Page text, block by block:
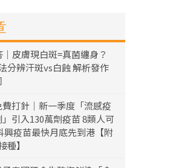
皮膚現白斑=真菌纏身？
分辨汗斑vs白蝕 解析發作
打針｜新一季度「流感疫
引入130萬劑疫苗 8類人可
興疫苗最快月底先到港【附
種】